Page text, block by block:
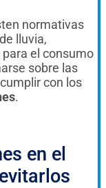
normativas
lluvia,
el consumo
sobre las
con los
.
en el